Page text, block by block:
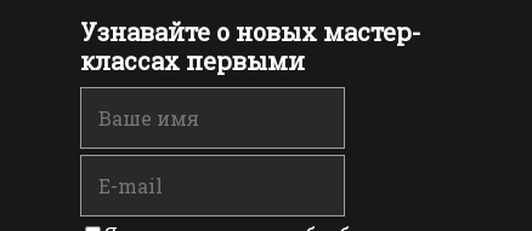
Узнавайте о новых мастер-
классах первыми